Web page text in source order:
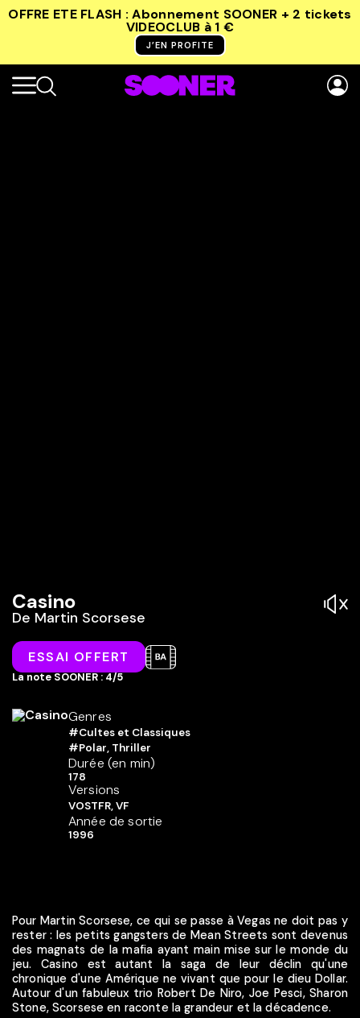
OFFRE ETE FLASH : Abonnement SOONER + 2 tickets
VIDEOCLUB à 1 €
J’EN PROFITE
Casino
De Martin Scorsese
ESSAI OFFERT
La note SOONER : 4/5
Genres
#Cultes et Classiques
#Polar, Thriller
Durée (en min)
178
Versions
VOSTFR, VF
Année de sortie
1996
Pour Martin Scorsese, ce qui se passe à Vegas ne doit pas y
rester : les petits gangsters de Mean Streets sont devenus
des magnats de la mafia ayant main mise sur le monde du
jeu. Casino est autant la saga de leur déclin qu'une
chronique d'une Amérique ne vivant que pour le dieu Dollar.
Autour d'un fabuleux trio Robert De Niro, Joe Pesci, Sharon
Stone, Scorsese en raconte la grandeur et la décadence.